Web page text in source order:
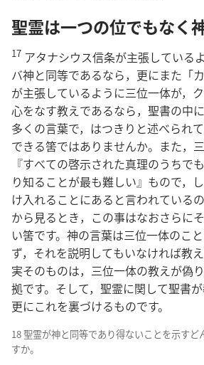
聖霊は一つの位でもなく
17 アタナシウス信条が主張している
バ神と同等であるなら，更にまた「
が主張しているように三位一体が，
心をなす教えであるなら，聖書の中
多くの言葉で，はつきりと述べられ
できる筈ではありませんか。 また，
『すべての啓示された真理のうちで
り知ることが最も難しい』もので，
け入れることにあると言われている
から見るとき，この事はなおさらに
い筈です。神の言葉は三位一体のこ
ず，それを説明してもいなければ教
実そのものは，三位一体の教えが偽
拠です。そして，聖霊に関して聖書が
更にこれを裏づけるものです。
18 聖霊が神と同等であり得ないことを示すど
すか。